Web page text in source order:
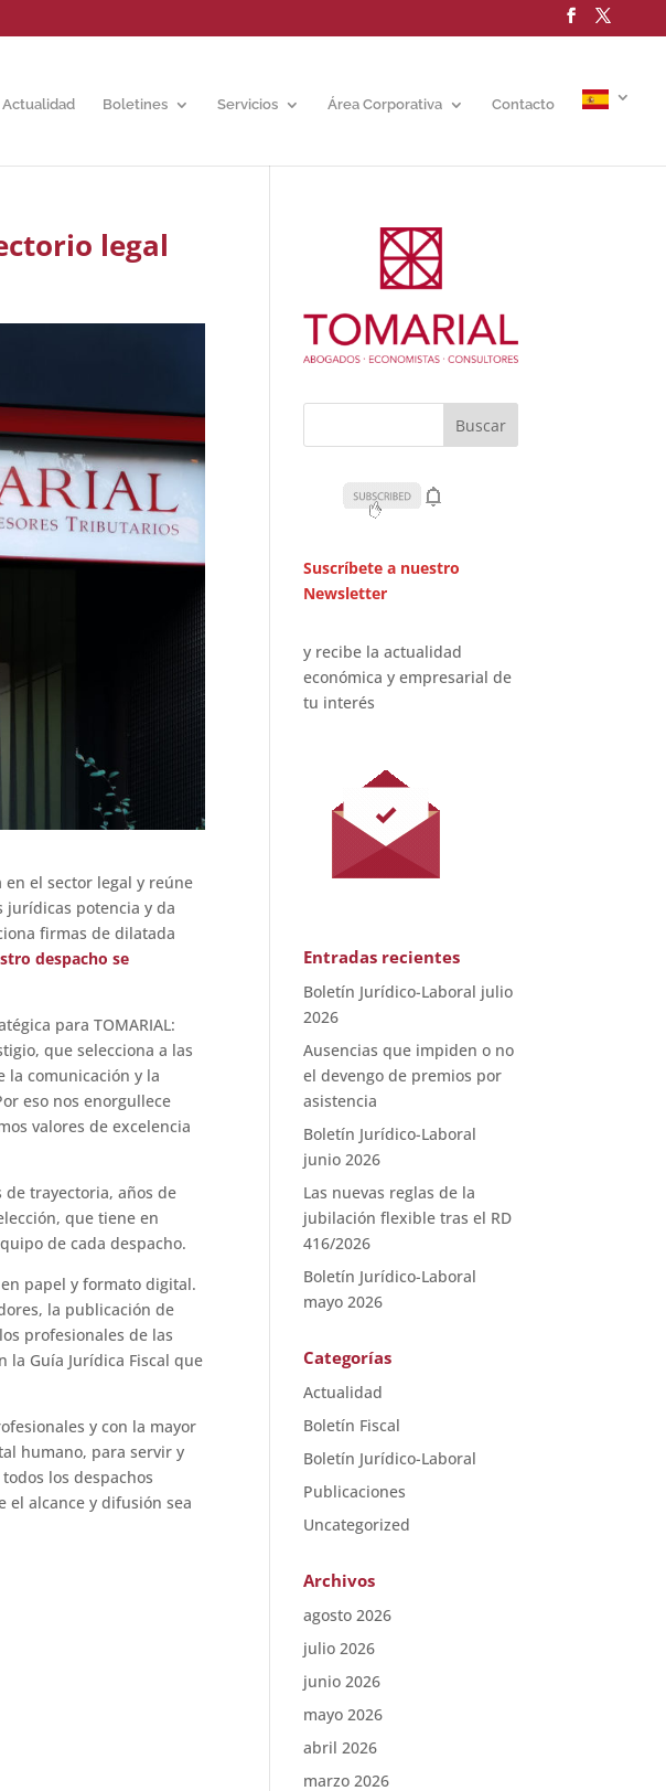
Actualidad Boletines Servicios Área Corporativa Contacto
legal
en el sector legal y reúne
jurídicas potencia y da
firmas de dilatada
despacho se
para TOMARIAL:
que selecciona a las
la comunicación y la
eso nos enorgullece
valores de excelencia
trayectoria, años de
que tiene en
de cada despacho.
papel y formato digital.
la publicación de
profesionales de las
la Guía Jurídica Fiscal que
y con la mayor
humano, para servir y
los despachos
el alcance y difusión sea
Suscríbete a nuestro
Newsletter
y recibe la actualidad
económica y empresarial de
tu interés
Entradas recientes
Boletín Jurídico-Laboral julio
2026
Ausencias que impiden o no
el devengo de premios por
asistencia
Boletín Jurídico-Laboral
junio 2026
Las nuevas reglas de la
jubilación flexible tras el RD
416/2026
Boletín Jurídico-Laboral
mayo 2026
Categorías
Actualidad
Boletín Fiscal
Boletín Jurídico-Laboral
Publicaciones
Uncategorized
Archivos
agosto 2026
julio 2026
junio 2026
mayo 2026
abril 2026
marzo 2026